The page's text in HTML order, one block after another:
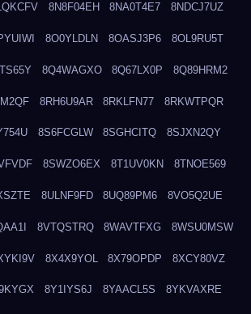
8N8F04EH 8NA0T4E7 8NDCJ7UZ
8O0YLDLN 8OASJ3P6 8OL9RU5T
8Q4WAGXO 8Q67LX0P 8Q89HRM2
8RH6U9AR 8RKLFN77 8RKWTPQR
8S6FCGLW 8SGHCITQ 8SJXN2QY
8SWZO6EX 8T1UV0KN 8TNOE569
8ULNF9FD 8UQ89PM6 8VO5Q2UE
8VTQSTRQ 8WAVTFXG 8WSU0MSW
8X4X9YOL 8X79OPDP 8XCY80VZ
8Y1IYS6J 8YAACL5S 8YKVAXRE